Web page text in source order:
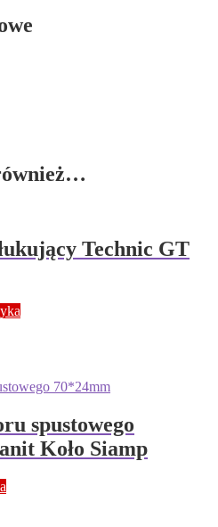
Technic GT
spustowego
Koło Siamp